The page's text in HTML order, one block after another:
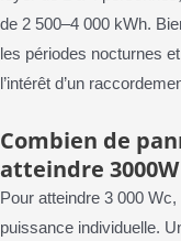
de 2 500–4 000 kWh.
les périodes nocturnes
l’intérêt d’un
Combien de
atteindre 3000W
Pour atteindre 3 000
puissance individuelle.